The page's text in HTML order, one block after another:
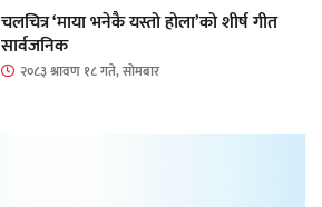
चलचित्र ‘माया भनेकै यस्तो होला’को शीर्ष गीत
सार्वजनिक
२०८३ श्रावण १८ गते, सोमबार